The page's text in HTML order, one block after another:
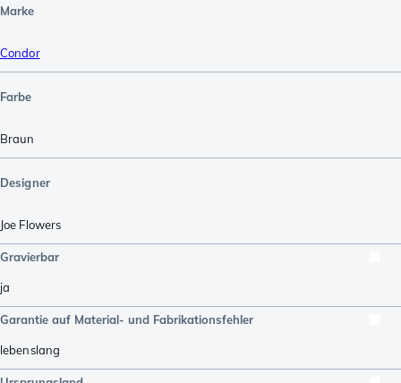
Marke
Condor
Farbe
Braun
Designer
Joe Flowers
Gravierbar
ja
Garantie auf Material- und Fabrikationsfehler
lebenslang